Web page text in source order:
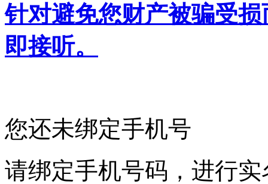
针对避免您财产被骗受
即接听。
您还未绑定手机号
请绑定手机号码，进行